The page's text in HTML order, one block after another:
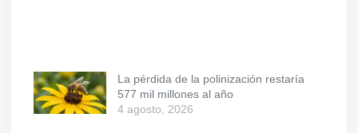
La pérdida de la polinización restaría
577 mil millones al año
4 agosto, 2026